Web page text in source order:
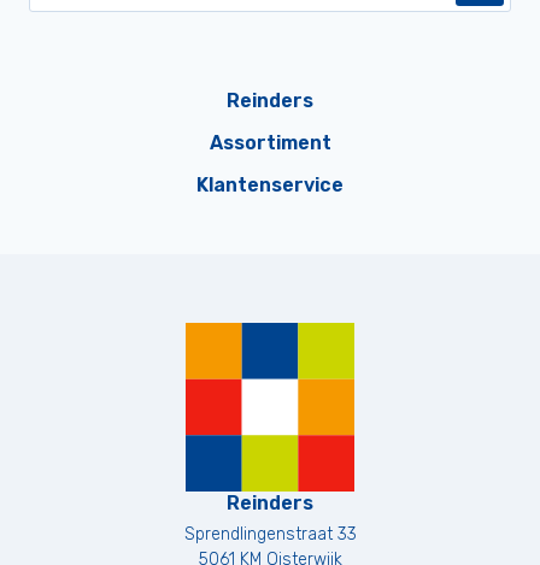
Reinders
Assortiment
Klantenservice
Reinders
Sprendlingenstraat 33
5061 KM Oisterwijk